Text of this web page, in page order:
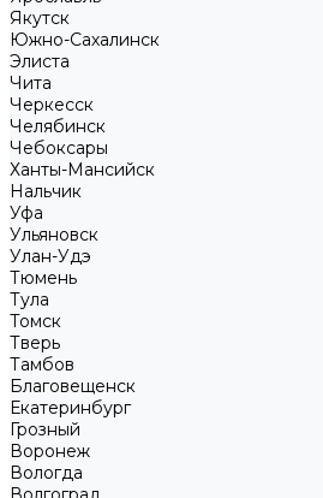
Якутск
Южно-Сахалинск
Элиста
Чита
Черкесск
Челябинск
Чебоксары
Ханты-Мансийск
Нальчик
Уфа
Ульяновск
Улан-Удэ
Тюмень
Тула
Томск
Тверь
Тамбов
Благовещенск
Екатеринбург
Грозный
Воронеж
Вологда